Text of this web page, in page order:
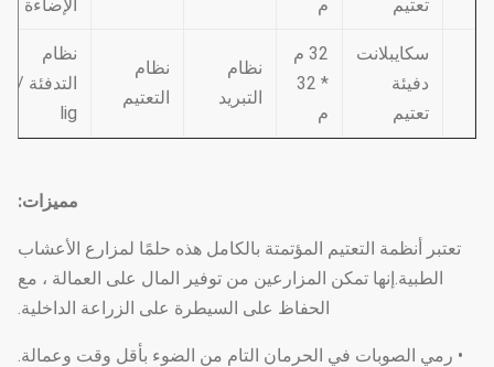
تعتيم م الإضاءة
سكايبلانت
دفيئة
تعتيم
32 م
* 32
م
نظام
التبريد
نظام
التعتيم
نظام
التدفئة /
lig
مميزات:
تعتبر أنظمة التعتيم المؤتمتة بالكامل هذه حلمًا لمزارع الأعشاب
الطبية.إنها تمكن المزارعين من توفير المال على العمالة ، مع
الحفاظ على السيطرة على الزراعة الداخلية.
• رمي الصوبات في الحرمان التام من الضوء بأقل وقت وعمالة.